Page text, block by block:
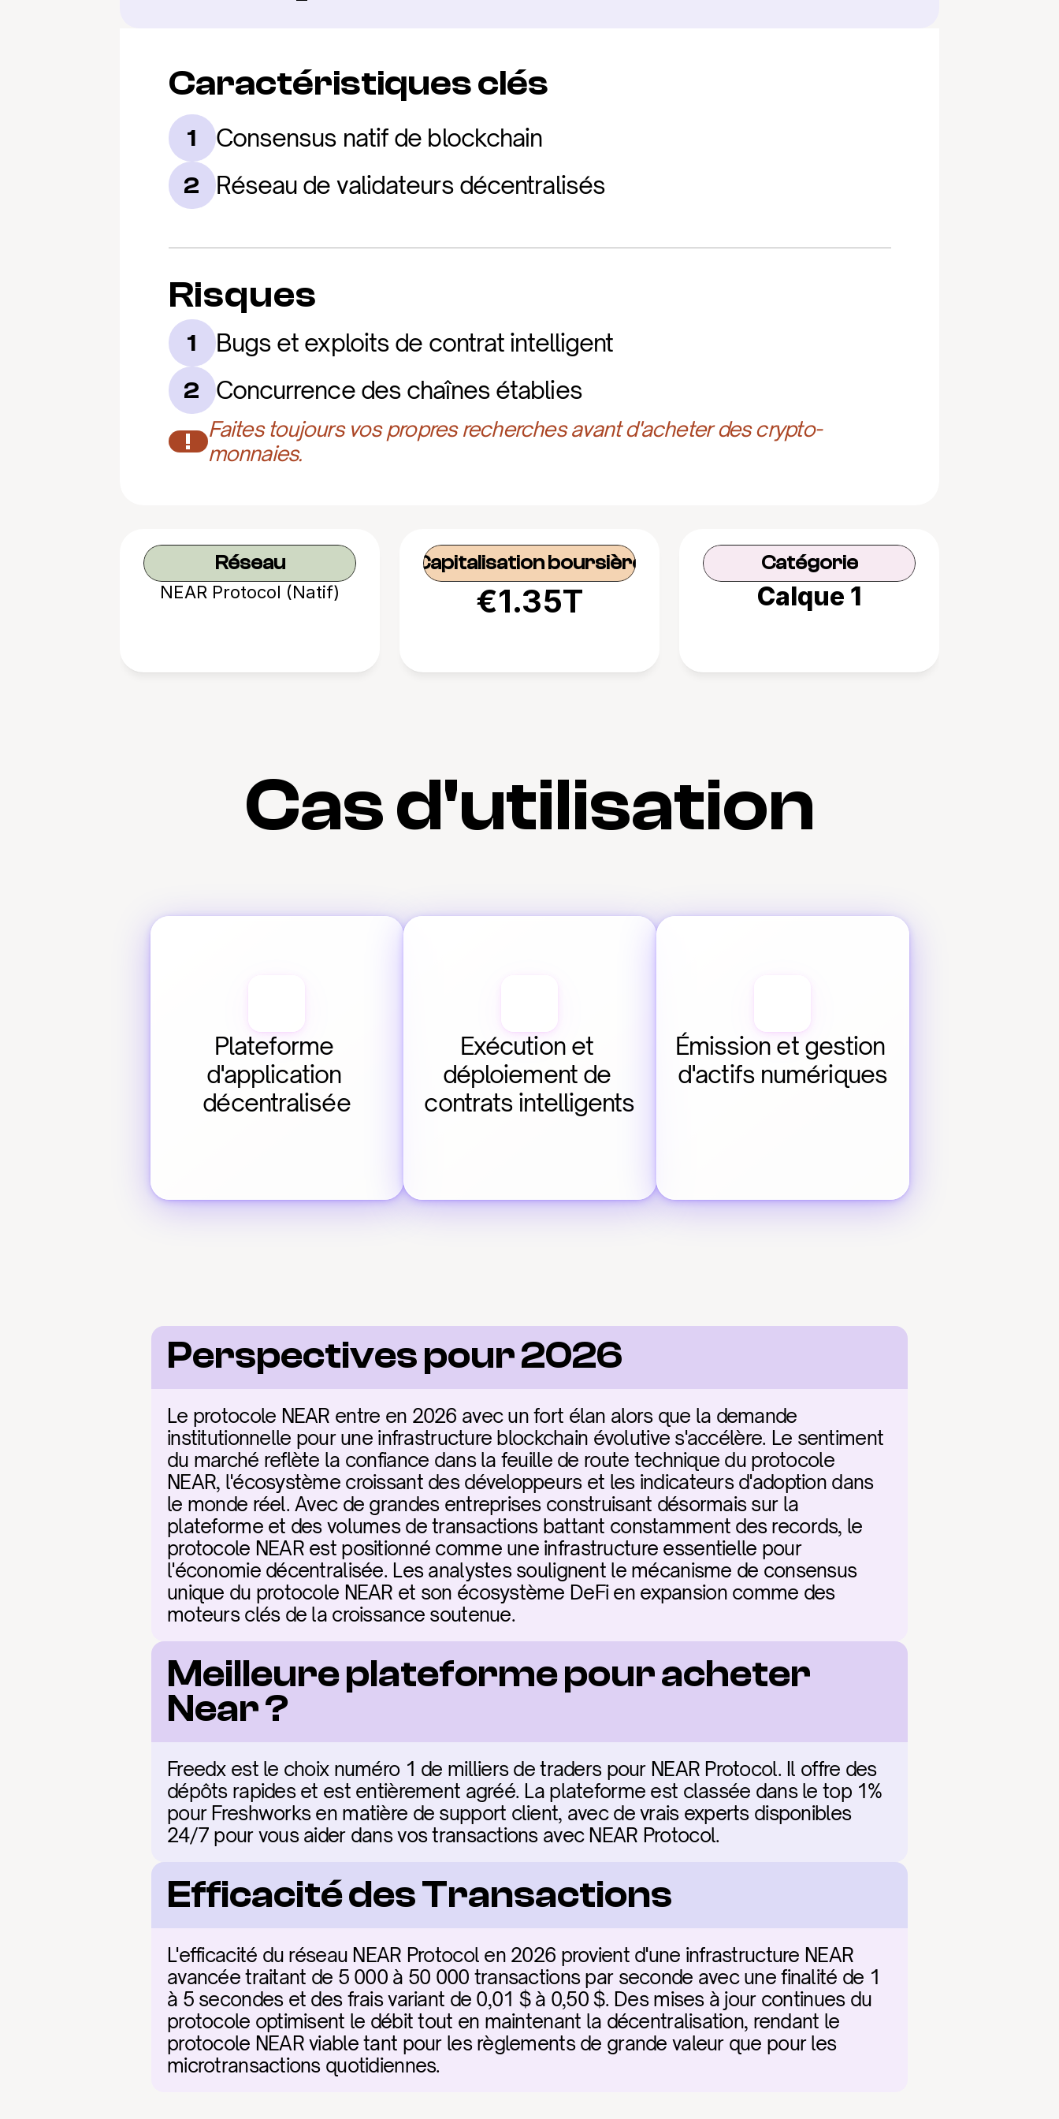
Caractéristiques clés
1 Consensus natif de blockchain
2 Réseau de validateurs décentralisés
Risques
1 Bugs et exploits de contrat intelligent
2 Concurrence des chaînes établies
!
Faites toujours vos propres recherches avant d'acheter des crypto-
monnaies.
Réseau
NEAR Protocol (Natif)
Capitalisation boursière
€1.35T
Catégorie
Calque 1
Cas d'utilisation
Plateforme
d'application
décentralisée
Exécution et
déploiement de
contrats intelligents
Émission et gestion
d'actifs numériques
Perspectives pour 2026
Le protocole NEAR entre en 2026 avec un fort élan alors que la demande
institutionnelle pour une infrastructure blockchain évolutive s'accélère. Le sentiment
du marché reflète la confiance dans la feuille de route technique du protocole
NEAR, l'écosystème croissant des développeurs et les indicateurs d'adoption dans
le monde réel. Avec de grandes entreprises construisant désormais sur la
plateforme et des volumes de transactions battant constamment des records, le
protocole NEAR est positionné comme une infrastructure essentielle pour
l'économie décentralisée. Les analystes soulignent le mécanisme de consensus
unique du protocole NEAR et son écosystème DeFi en expansion comme des
moteurs clés de la croissance soutenue.
Meilleure plateforme pour acheter
Near ?
Freedx est le choix numéro 1 de milliers de traders pour NEAR Protocol. Il offre des
dépôts rapides et est entièrement agréé. La plateforme est classée dans le top 1%
pour Freshworks en matière de support client, avec de vrais experts disponibles
24/7 pour vous aider dans vos transactions avec NEAR Protocol.
Efficacité des Transactions
L'efficacité du réseau NEAR Protocol en 2026 provient d'une infrastructure NEAR
avancée traitant de 5 000 à 50 000 transactions par seconde avec une finalité de 1
à 5 secondes et des frais variant de 0,01 $ à 0,50 $. Des mises à jour continues du
protocole optimisent le débit tout en maintenant la décentralisation, rendant le
protocole NEAR viable tant pour les règlements de grande valeur que pour les
microtransactions quotidiennes.